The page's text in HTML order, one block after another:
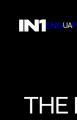
ENGUA
THE